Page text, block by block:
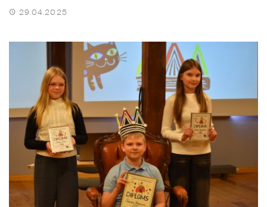
29.04.2025